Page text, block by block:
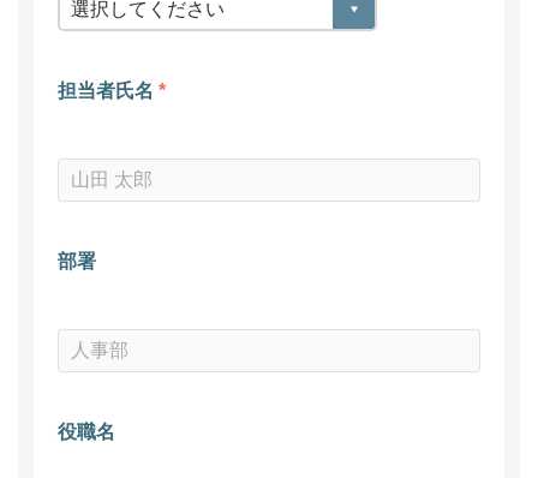
担当者氏名 *
部署
役職名